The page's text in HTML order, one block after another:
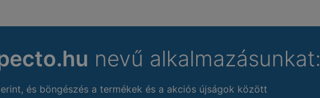
nevű alkalmazásunkat:
és böngészés a termékek és a akciós újságok között